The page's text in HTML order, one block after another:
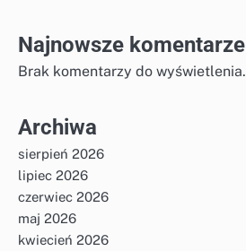
Najnowsze komentarze
Brak komentarzy do wyświetlenia.
Archiwa
sierpień 2026
lipiec 2026
czerwiec 2026
maj 2026
kwiecień 2026